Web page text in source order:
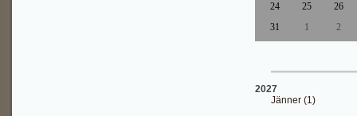
24
25
26
31
1 2
2027
Jänner (1)